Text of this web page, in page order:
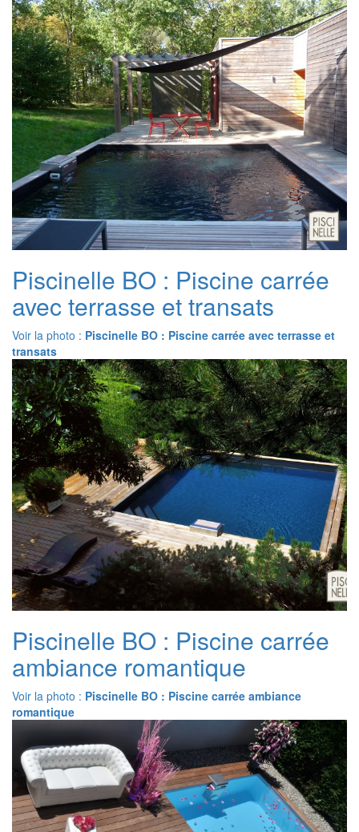
Piscinelle BO : Piscine carrée
avec terrasse et transats
Voir la photo : Piscinelle BO : Piscine carrée avec terrasse et
transats
Piscinelle BO : Piscine carrée
ambiance romantique
Voir la photo : Piscinelle BO : Piscine carrée ambiance
romantique